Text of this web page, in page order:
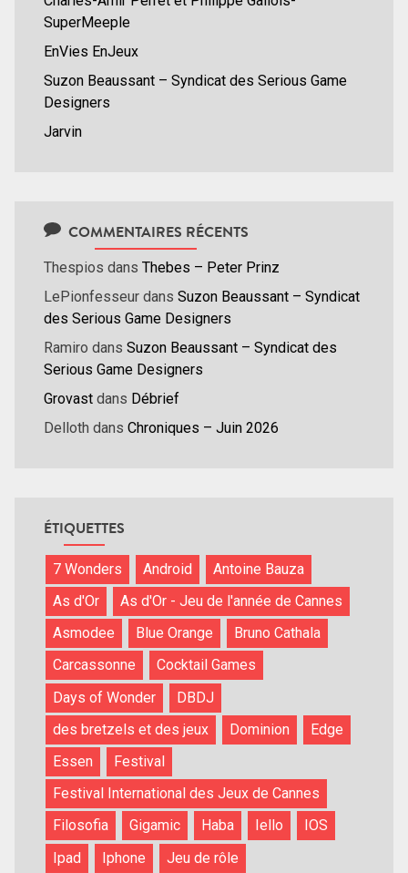
SuperMeeple
EnVies EnJeux
Suzon Beaussant – Syndicat des Serious Game
Designers
Jarvin
COMMENTAIRES RÉCENTS
Thespios dans Thebes – Peter Prinz
LePionfesseur dans Suzon Beaussant – Syndicat
des Serious Game Designers
Ramiro dans Suzon Beaussant – Syndicat des
Serious Game Designers
Grovast dans Débrief
Delloth dans Chroniques – Juin 2026
ÉTIQUETTES
7 Wonders Android
Antoine Bauza
As d'Or
As d'Or - Jeu de l'année de Cannes
Asmodee
Blue Orange
Bruno Cathala
Carcassonne
Cocktail Games
Days of Wonder
DBDJ
des bretzels et des jeux
Dominion
Edge
Essen
Festival
Festival International des Jeux de Cannes
Filosofia
Gigamic Haba Iello
IOS
Ipad
Iphone
Jeu de rôle